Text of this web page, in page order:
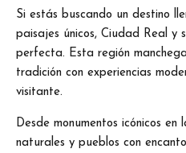
Si estás buscando un destino
paisajes únicos, Ciudad Real y
perfecta. Esta región
tradición con experiencias
visitante.
Desde monumentos icónicos
naturales y pueblos con